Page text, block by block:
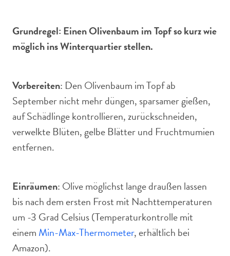
Grundregel: Einen Olivenbaum im Topf so kurz wie
möglich ins Winterquartier stellen.
Vorbereiten: Den Olivenbaum im Topf ab
September nicht mehr düngen, sparsamer gießen,
auf Schädlinge kontrollieren, zurückschneiden,
verwelkte Blüten, gelbe Blätter und Fruchtmumien
entfernen.
Einräumen: Olive möglichst lange draußen lassen
bis nach dem ersten Frost mit Nachttemperaturen
um -3 Grad Celsius (Temperaturkontrolle mit
einem Min-Max-Thermometer, erhältlich bei
Amazon).